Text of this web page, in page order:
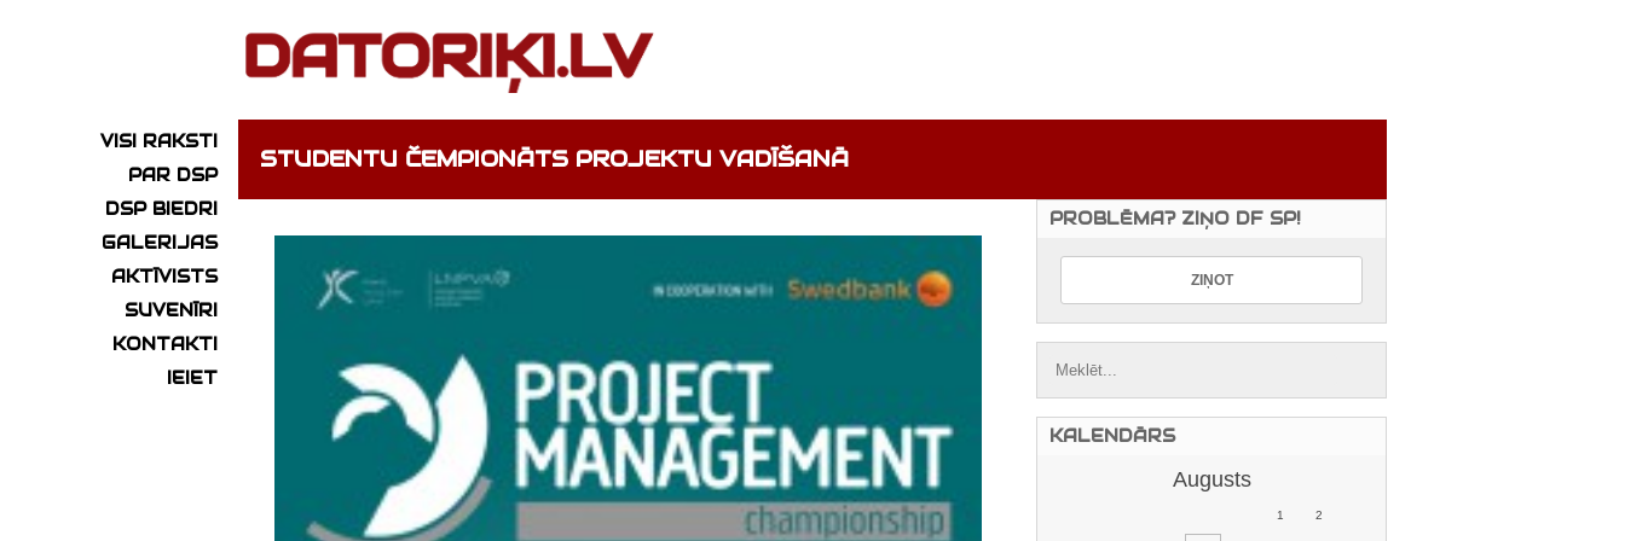
VISI RAKSTI
PAR DSP
DSP BIEDRI
GALERIJAS
AKTĪVISTS
SUVENĪRI
KONTAKTI
IEIET
STUDENTU ČEMPIONĀTS PROJEKTU VADĪŠANĀ
PROBLĒMA? ZIŅO DF SP!
KALENDĀRS
Augusts
1 2